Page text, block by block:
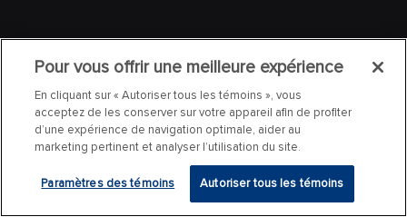
Pour vous offrir une meilleure expérience
En cliquant sur « Autoriser tous les témoins », vous
acceptez de les conserver sur votre appareil afin de profiter
d’une expérience de navigation optimale, aider au
marketing pertinent et analyser l’utilisation du site.
Paramètres des témoins Autoriser tous les témoins